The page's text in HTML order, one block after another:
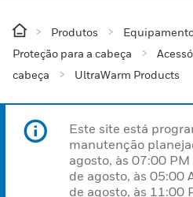
Produtos
Proteção para a cabeça
cabeça
UltraWarm Products
Este site está
manutenção
agosto, às 07:00
de agosto, às 05:00
de agosto, às 11:00